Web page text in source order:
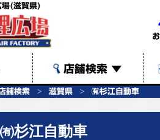
場(滋賀県)
店舗検索 ▼
舗検索 滋賀県 ㈲杉江自動車
㈲杉江自動車